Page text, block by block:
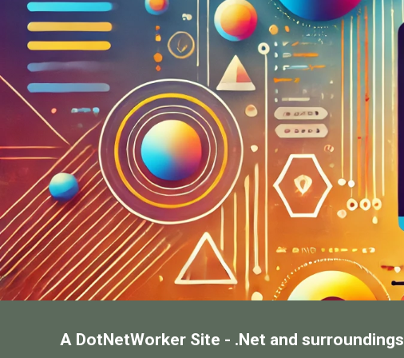
A DotNetWorker Site - .Net and surroundings